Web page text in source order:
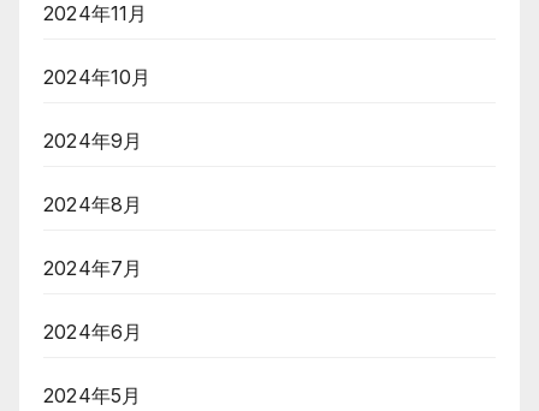
2024年11月
2024年10月
2024年9月
2024年8月
2024年7月
2024年6月
2024年5月